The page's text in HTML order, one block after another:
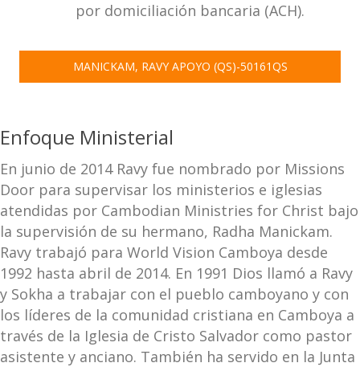
Enfoque Ministerial
En junio de 2014 Ravy fue nombrado por Missions
Door para supervisar los ministerios e iglesias
atendidas por Cambodian Ministries for Christ bajo
la supervisión de su hermano, Radha Manickam.
Ravy trabajó para World Vision Camboya desde
1992 hasta abril de 2014. En 1991 Dios llamó a Ravy
y Sokha a trabajar con el pueblo camboyano y con
los líderes de la comunidad cristiana en Camboya a
través de la Iglesia de Cristo Salvador como pastor
asistente y anciano. También ha servido en la Junta
por domiciliación bancaria (ACH).
MANICKAM, RAVY APOYO (QS)-50161QS